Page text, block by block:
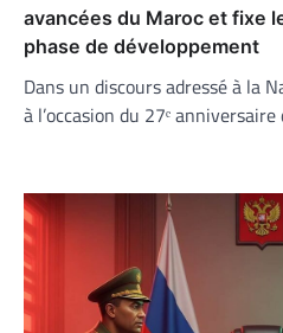
avancées du Maroc et fixe
phase de développement
Dans un discours adressé à la
à l’occasion du 27ᵉ